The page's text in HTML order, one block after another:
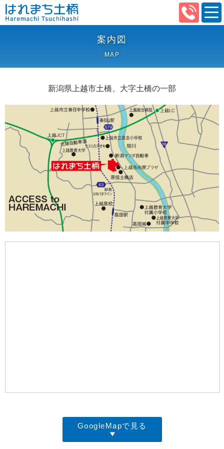
案内図
MAP
新潟県上越市土橋、大字土橋の一部
GoogleMapで見る